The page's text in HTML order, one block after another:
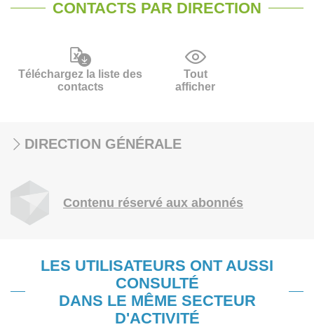
CONTACTS PAR DIRECTION
Téléchargez la liste des
contacts
Tout
afficher
DIRECTION GÉNÉRALE
Contenu réservé aux abonnés
LES UTILISATEURS ONT AUSSI
CONSULTÉ
DANS LE MÊME SECTEUR
D'ACTIVITÉ